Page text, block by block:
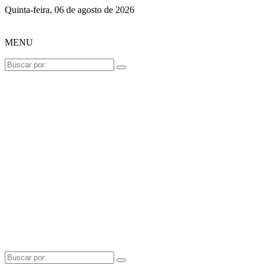
Quinta-feira, 06 de agosto de 2026
MENU